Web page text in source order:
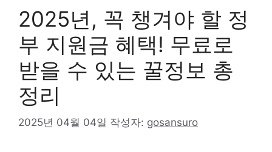
2025년, 꼭 챙겨야 할 정
부 지원금 혜택! 무료로
받을 수 있는 꿀정보 총
정리
2025년 04월 04일 작성자: gosansuro